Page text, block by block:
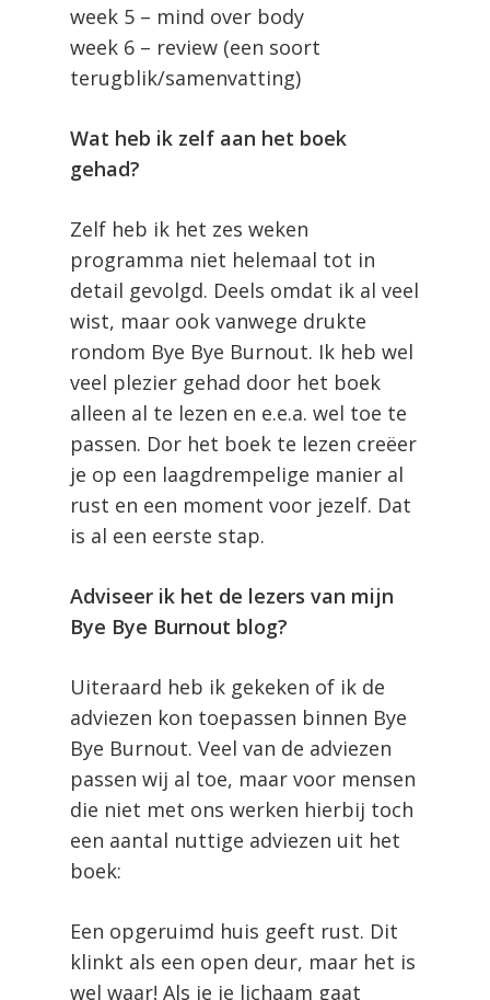
week 5 – mind over body
week 6 – review (een soort
terugblik/samenvatting)
Wat heb ik zelf aan het boek
gehad?
Zelf heb ik het zes weken
programma niet helemaal tot in
detail gevolgd. Deels omdat ik al veel
wist, maar ook vanwege drukte
rondom Bye Bye Burnout. Ik heb wel
veel plezier gehad door het boek
alleen al te lezen en e.e.a. wel toe te
passen. Dor het boek te lezen creëer
je op een laagdrempelige manier al
rust en een moment voor jezelf. Dat
is al een eerste stap.
Adviseer ik het de lezers van mijn
Bye Bye Burnout blog?
Uiteraard heb ik gekeken of ik de
adviezen kon toepassen binnen Bye
Bye Burnout. Veel van de adviezen
passen wij al toe, maar voor mensen
die niet met ons werken hierbij toch
een aantal nuttige adviezen uit het
boek:
Een opgeruimd huis geeft rust. Dit
klinkt als een open deur, maar het is
wel waar! Als je je lichaam gaat